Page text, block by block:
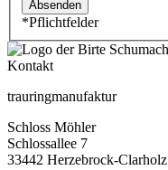
*Pflichtfelder
Kontakt
trauringmanufaktur
Schloss Möhler
Schlossallee 7
33442 Herzebrock-Clarholz